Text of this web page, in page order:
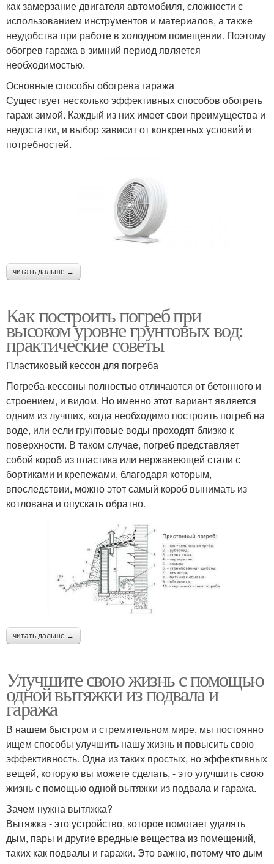
как замерзание двигателя автомобиля, сложности с
использованием инструментов и материалов, а также
неудобства при работе в холодном помещении. Поэтому
обогрев гаража в зимний период является
необходимостью.
Основные способы обогрева гаража
Существует несколько эффективных способов обогреть
гараж зимой. Каждый из них имеет свои преимущества и
недостатки, и выбор зависит от конкретных условий и
потребностей.
читать дальше →
Как построить погреб при
высоком уровне грунтовых вод:
практические советы
Пластиковый кессон для погреба
Погреба-кессоны полностью отличаются от бетонного и
строением, и видом. Но именно этот вариант является
одним из лучших, когда необходимо построить погреб на
воде, или если грунтовые воды проходят близко к
поверхности. В таком случае, погреб представляет
собой короб из пластика или нержавеющей стали с
бортиками и крепежами, благодаря которым,
впоследствии, можно этот самый короб вынимать из
котлована и опускать обратно.
читать дальше →
Улучшите свою жизнь с помощью
одной вытяжки из подвала и
гаража
В нашем быстром и стремительном мире, мы постоянно
ищем способы улучшить нашу жизнь и повысить свою
эффективность. Одна из таких простых, но эффективных
вещей, которую вы можете сделать, - это улучшить свою
жизнь с помощью одной вытяжки из подвала и гаража.
Зачем нужна вытяжка?
Вытяжка - это устройство, которое помогает удалять
дым, пары и другие вредные вещества из помещений,
таких как подвалы и гаражи. Это важно, потому что дым